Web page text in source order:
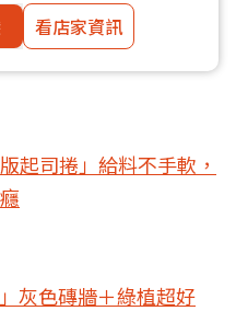
看店家資訊
起司捲」給料不手軟，
灰色磚牆＋綠植超好